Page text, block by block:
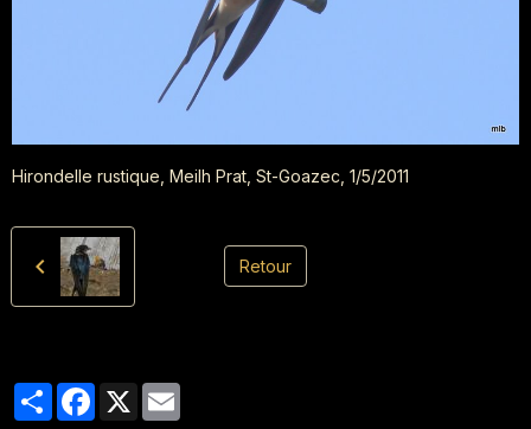
Hirondelle rustique, Meilh Prat, St-Goazec, 1/5/2011
Retour
PartagerFacebook
X